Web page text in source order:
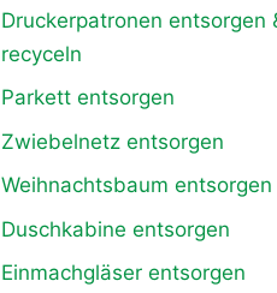
Druckerpatronen entsorgen
recyceln
Parkett entsorgen
Zwiebelnetz entsorgen
Weihnachtsbaum entsorgen
Duschkabine entsorgen
Einmachgläser entsorgen